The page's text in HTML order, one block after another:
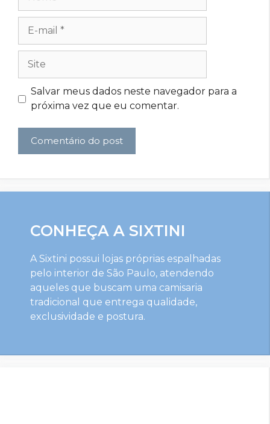
Site
Salvar meus dados neste navegador para a
próxima vez que eu comentar.
CONHEÇA A SIXTINI
A Sixtini possui lojas próprias espalhadas
pelo interior de São Paulo, atendendo
aqueles que buscam uma camisaria
tradicional que entrega qualidade,
exclusividade e postura.